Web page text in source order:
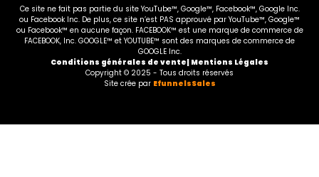
Ce site ne fait pas partie du site YouTube™, Google™, Facebook™, Google Inc.
ou Facebook Inc. De plus, ce site n’est PAS approuvé par YouTube™, Google™
ou Facebook™ en aucune façon. FACEBOOK™ est une marque de commerce de
FACEBOOK, Inc. GOOGLE™ et YOUTUBE™ sont des marques de commerce de
GOOGLE Inc.
Conditions générales de vente| Mentions Légales
Copyright © 2025 - Tous droits réservés
Site crée par EfunnelsSales